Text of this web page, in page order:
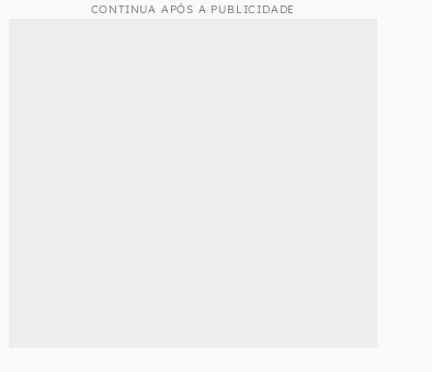
CONTINUA APÓS A PUBLICIDADE